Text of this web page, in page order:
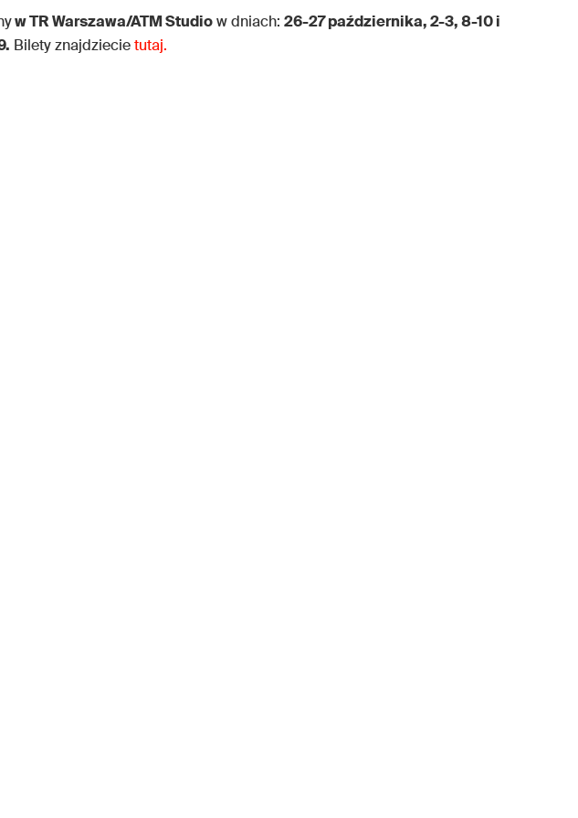
w TR Warszawa/ATM Studiow dniach: 26-27 października, 2-3, 8-10 i
Bilety znajdziecietutaj.